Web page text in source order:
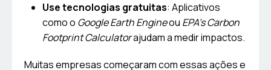
Use tecnologias gratuitas: Aplicativos
como o Google Earth Engineou EPA’s Carbon
Footprint Calculatorajudam a medir impactos.
Muitas empresas começaram com essas ações e